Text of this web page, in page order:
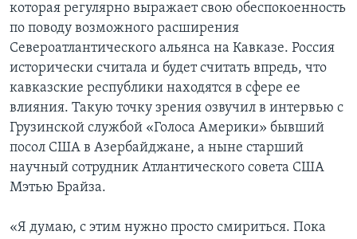
которая регулярно выражает свою обеспокоенность
по поводу возможного расширения
Североатлантического альянса на Кавказе. Россия
исторически считала и будет считать впредь, что
кавказские республики находятся в сфере ее
влияния. Такую точку зрения озвучил в интервью с
Грузинской службой «Голоса Америки» бывший
посол США в Азербайджане, а ныне старший
научный сотрудник Атлантического совета США
Мэтью Брайза.
«Я думаю, с этим нужно просто смириться. Пока